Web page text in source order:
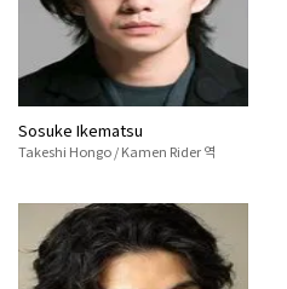
Sosuke Ikematsu
Takeshi Hongo / Kamen Rider 역